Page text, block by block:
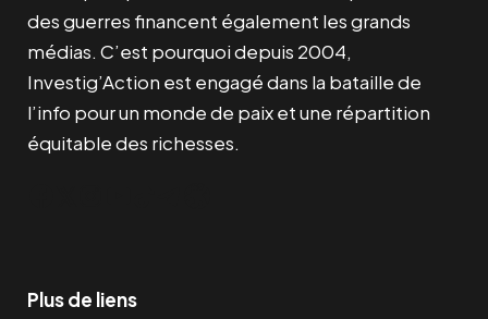
des guerres financent également les grands
médias. C’est pourquoi depuis 2004,
Investig’Action est engagé dans la bataille de
l’info pour un monde de paix et une répartition
équitable des richesses.
Plus de liens